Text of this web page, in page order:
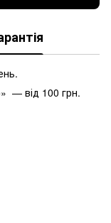
— від 100 грн.